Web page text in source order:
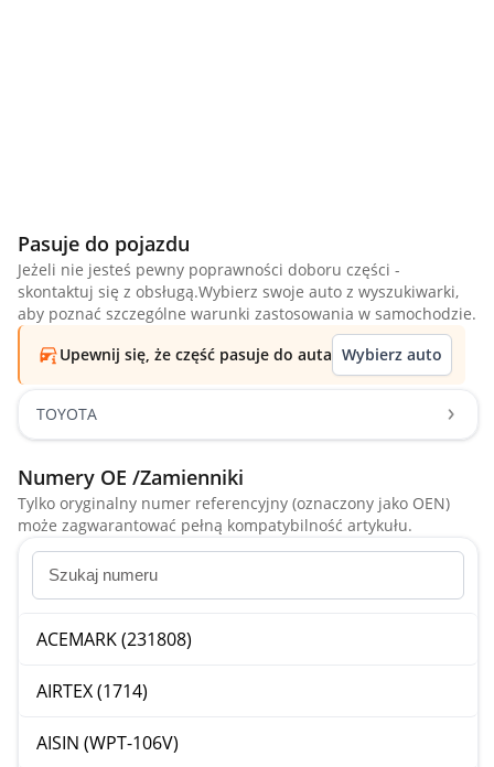
Pasuje do pojazdu
Jeżeli nie jesteś pewny poprawności doboru części -
skontaktuj się z obsługą.Wybierz swoje auto z wyszukiwarki,
aby poznać szczególne warunki zastosowania w samochodzie.
Upewnij się, że część pasuje do auta Wybierz auto
TOYOTA
Numery OE /Zamienniki
Tylko oryginalny numer referencyjny (oznaczony jako OEN)
może zagwarantować pełną kompatybilność artykułu.
ACEMARK (231808)
AIRTEX (1714)
AISIN (WPT-106V)